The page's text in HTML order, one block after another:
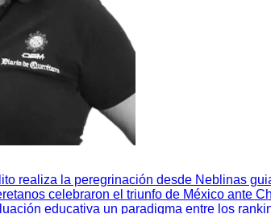
realiza la peregrinación desde Neblinas
celebraron el triunfo de México ante
educativa un paradigma entre los